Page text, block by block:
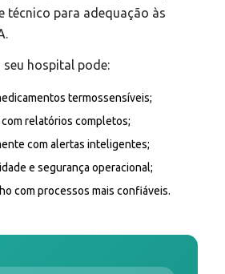
técnico para adequação às
seu hospital pode:
termossensíveis;
relatórios completos;
com alertas inteligentes;
e segurança operacional;
com processos mais confiáveis.